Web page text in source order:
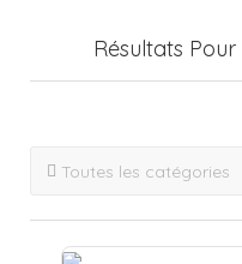
Résultats Pour